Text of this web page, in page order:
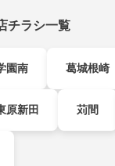
チラシ一覧
園南 葛城根崎
原新田 苅間